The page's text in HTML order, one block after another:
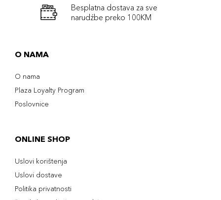
Besplatna dostava za sve
narudźbe preko 100KM
O NAMA
O nama
Plaza Loyalty Program
Poslovnice
ONLINE SHOP
Uslovi korištenja
Uslovi dostave
Politika privatnosti